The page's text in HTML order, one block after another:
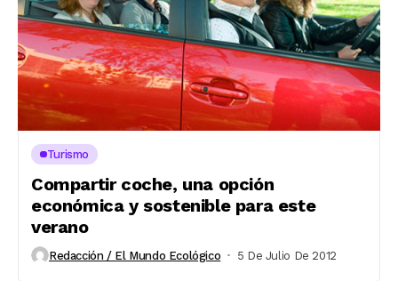
Turismo
Compartir coche, una opción
económica y sostenible para este
verano
Redacción / El Mundo Ecológico 5 De Julio De 2012